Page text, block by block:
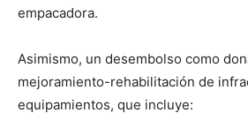
empacadora.
Asimismo, un desembolso como
mejoramiento-rehabilitación de
equipamientos, que incluye: